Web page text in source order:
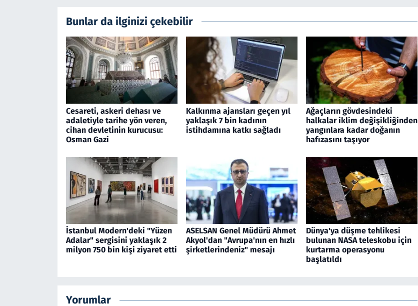
Bunlar da ilginizi çekebilir
Cesareti, askeri dehası ve
adaletiyle tarihe yön veren,
cihan devletinin kurucusu:
Osman Gazi
Kalkınma ajansları geçen yıl
yaklaşık 7 bin kadının
istihdamına katkı sağladı
Ağaçların gövdesindeki
halkalar iklim değişikliğinden
yangınlara kadar doğanın
hafızasını taşıyor
İstanbul Modern'deki "Yüzen
Adalar" sergisini yaklaşık 2
milyon 750 bin kişi ziyaret etti
ASELSAN Genel Müdürü Ahmet
Akyol'dan "Avrupa'nın en hızlı
şirketlerindeniz" mesajı
Dünya'ya düşme tehlikesi
bulunan NASA teleskobu için
kurtarma operasyonu
başlatıldı
Yorumlar